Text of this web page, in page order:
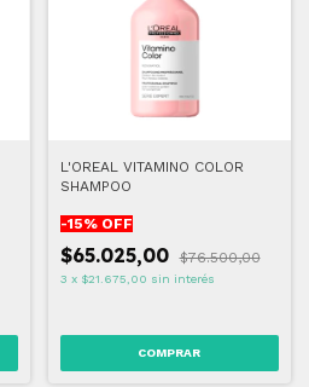
L'OREAL VITAMINO COLOR
SHAMPOO
-15% OFF
$65.025,00 $76.500,00
3 x $21.675,00 sin interés